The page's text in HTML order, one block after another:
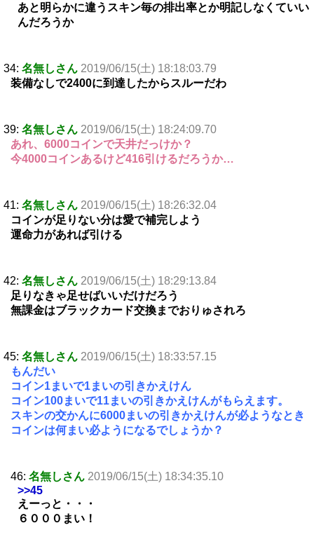
あと明らかに違うスキン毎の排出率とか明記しなくていい
んだろうか
34: 名無しさん 2019/06/15(土) 18:18:03.79
装備なしで2400に到達したからスルーだわ
39: 名無しさん 2019/06/15(土) 18:24:09.70
あれ、6000コインで天井だっけか？
今4000コインあるけど416引けるだろうか…
41: 名無しさん 2019/06/15(土) 18:26:32.04
コインが足りない分は愛で補完しよう
運命力があれば引ける
42: 名無しさん 2019/06/15(土) 18:29:13.84
足りなきゃ足せばいいだけだろう
無課金はブラックカード交換までおりゅされろ
45: 名無しさん 2019/06/15(土) 18:33:57.15
もんだい
コイン1まいで1まいの引きかえけん
コイン100まいで11まいの引きかえけんがもらえます。
スキンの交かんに6000まいの引きかえけんが必ようなとき
コインは何まい必ようになるでしょうか？
46: 名無しさん 2019/06/15(土) 18:34:35.10
>>45
えーっと・・・
６０００まい！